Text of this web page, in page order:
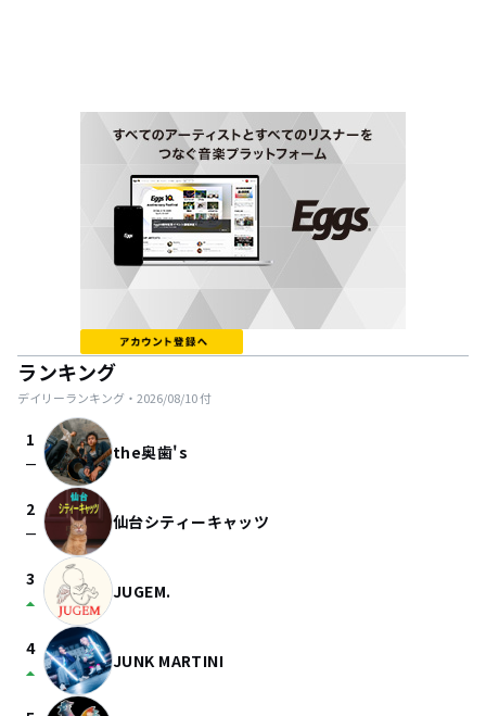
ランキング
デイリーランキング・ 2026/08/10付
1
check_indeterminate_small the奥歯's
2
check_indeterminate_small 仙台シティーキャッツ
3
arrow_drop_up JUGEM.
4
arrow_drop_up JUNK MARTINI